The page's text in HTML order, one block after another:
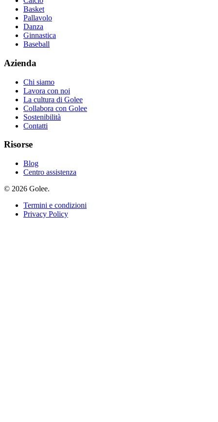
Basket
Pallavolo
Danza
Ginnastica
Baseball
Azienda
Chi siamo
Lavora con noi
La cultura di Golee
Collabora con Golee
Sostenibilità
Contatti
Risorse
Blog
Centro assistenza
© 2026 Golee.
Termini e condizioni
Privacy Policy